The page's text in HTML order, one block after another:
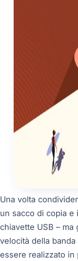
Una volta
un sacco di copia e
chiavette USB – ma
velocità della
essere realizzato in